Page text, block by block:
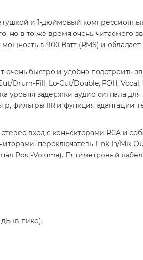
и 1-дюймовый
но в то же время очень читаемого
в 900 Ватт (RMS) и обладает
быстро и удобно подстроить
Drum-Fill, Lo-Cut/Double, FOH, Vocal,
уровня задержки аудио сигнала
фильтры IIR и функция адаптации
вход с коннекторами RCA и
переключатель Link In/Mix
Post-Volume). Пятиметровый
(в пике);